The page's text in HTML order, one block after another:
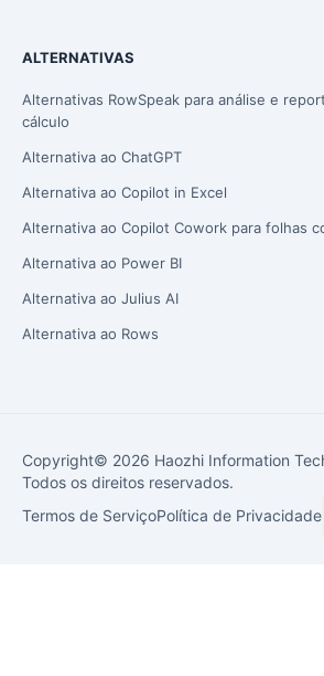
ALTERNATIVAS
Alternativas RowSpeak para análise e
cálculo
Alternativa ao ChatGPT
Alternativa ao Copilot in Excel
Alternativa ao Copilot Cowork para folhas
Alternativa ao Power BI
Alternativa ao Julius AI
Alternativa ao Rows
Copyright© 2026 Haozhi Information
Todos os direitos reservados.
Termos de ServiçoPolítica de Privacidade